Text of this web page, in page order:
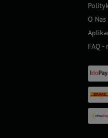
O Nas
FAQ -